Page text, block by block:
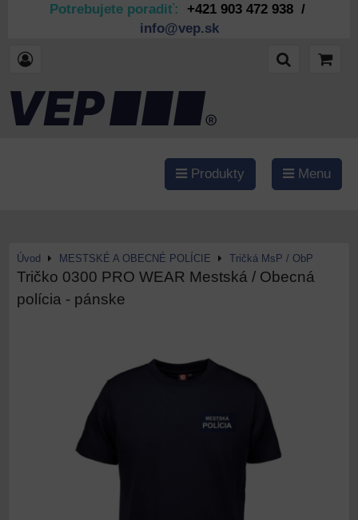
Potrebujete poradiť: +421 903 472 938 /
info@vep.sk
Produkty Menu
Úvod MESTSKÉ A OBECNÉ POLÍCIE Tričká MsP / ObP
Tričko 0300 PRO WEAR Mestská / Obecná
polícia - pánske